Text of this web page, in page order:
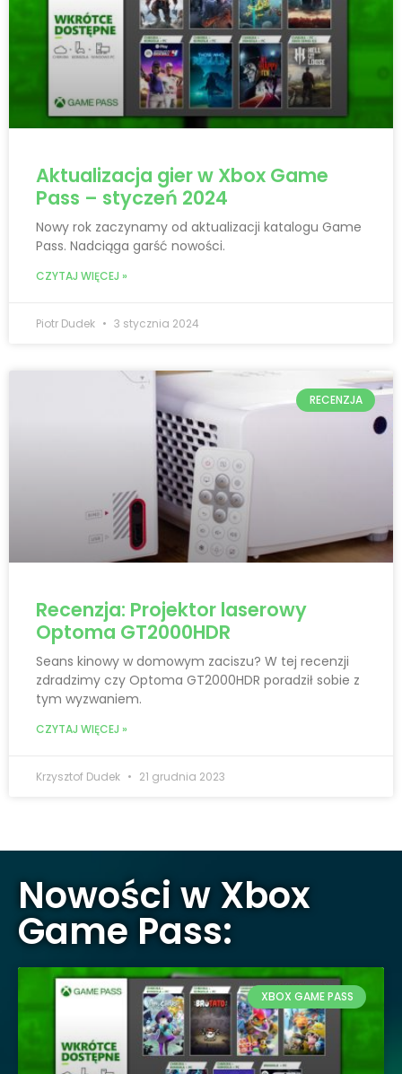
Aktualizacja gier w Xbox Game
Pass – styczeń 2024
Nowy rok zaczynamy od aktualizacji katalogu Game
Pass. Nadciąga garść nowości.
CZYTAJ WIĘCEJ »
Piotr Dudek 3 stycznia 2024
RECENZJA
Recenzja: Projektor laserowy
Optoma GT2000HDR
Seans kinowy w domowym zaciszu? W tej recenzji
zdradzimy czy Optoma GT2000HDR poradził sobie z
tym wyzwaniem.
CZYTAJ WIĘCEJ »
Krzysztof Dudek 21 grudnia 2023
Nowości w Xbox
Game Pass:
XBOX GAME PASS